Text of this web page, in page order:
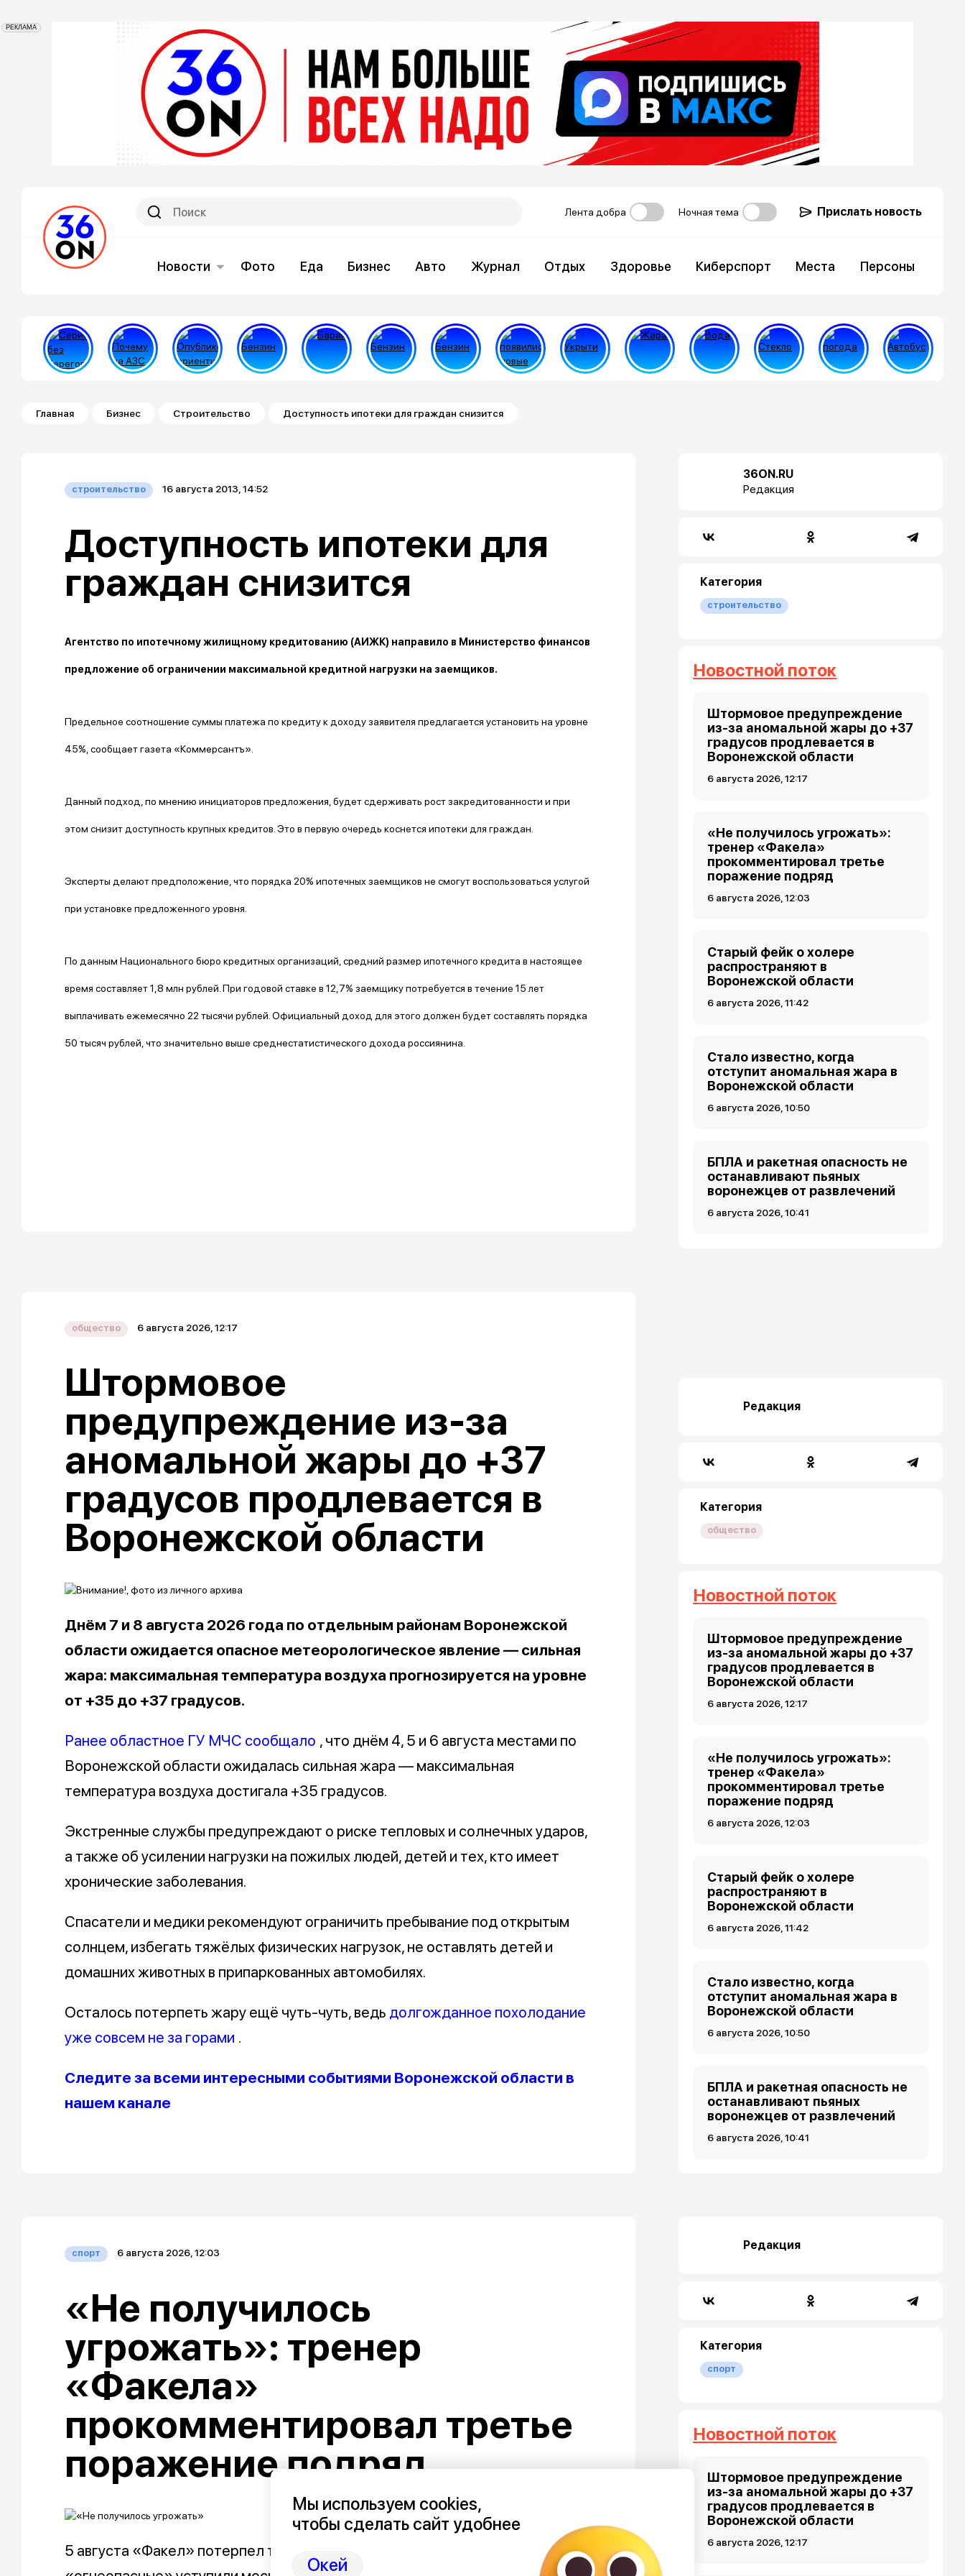
РЕКЛАМА
Лента добра Ночная тема Прислать новость
Новости Фото Еда Бизнес Авто Журнал Отдых Здоровье Киберспорт Места Персоны
Строка навигации
Главная Бизнес Строительство Доступность ипотеки для граждан снизится
строительство 16 августа 2013, 14:52
Доступность ипотеки для
граждан снизится
Агентство по ипотечному жилищному кредитованию (АИЖК) направило в Министерство финансов
предложение об ограничении максимальной кредитной нагрузки на заемщиков.
Предельное соотношение суммы платежа по кредиту к доходу заявителя предлагается установить на уровне
45%, сообщаетгазета «Коммерсантъ».
Данный подход, по мнению инициаторов предложения, будет сдерживать рост закредитованности и при
этом снизит доступность крупных кредитов. Это в первую очередь коснется ипотеки для граждан.
Эксперты делают предположение, что порядка 20% ипотечных заемщиков не смогут воспользоваться услугой
при установке предложенного уровня.
По данным Национального бюро кредитных организаций, средний размер ипотечного кредита в настоящее
время составляет 1,8 млн рублей. При годовой ставке в 12,7% заемщику потребуется в течение 15 лет
выплачивать ежемесячно 22 тысячи рублей. Официальный доход для этого должен будет составлять порядка
50 тысяч рублей, что значительно выше среднестатистического дохода россиянина.
36ON.RU
Редакция
Категория
строительство
Новостной поток
Штормовое предупреждение
из-за аномальной жары до +37
градусов продлевается в
Воронежской области
6 августа 2026, 12:17
«Не получилось угрожать»:
тренер «Факела»
прокомментировал третье
поражение подряд
6 августа 2026, 12:03
Старый фейк о холере
распространяют в
Воронежской области
6 августа 2026, 11:42
Стало известно, когда
отступит аномальная жара в
Воронежской области
6 августа 2026, 10:50
БПЛА и ракетная опасность не
останавливают пьяных
воронежцев от развлечений
6 августа 2026, 10:41
общество 6 августа 2026, 12:17
Штормовое
предупреждение из-за
аномальной жары до +37
градусов продлевается в
Воронежской области
Днём 7 и 8 августа 2026 года по отдельным районам Воронежской
области ожидается опасное метеорологическое явление — сильная
жара: максимальная температура воздуха прогнозируется на уровне
от +35 до +37 градусов.
Ранее областное ГУ МЧС сообщало , что днём 4, 5 и 6 августа местами по
Воронежской области ожидалась сильная жара — максимальная
температура воздуха достигала +35 градусов.
Экстренные службы предупреждают о риске тепловых и солнечных ударов,
а также об усилении нагрузки на пожилых людей, детей и тех, кто имеет
хронические заболевания.
Спасатели и медики рекомендуют ограничить пребывание под открытым
солнцем, избегать тяжёлых физических нагрузок, не оставлять детей и
домашних животных в припаркованных автомобилях.
Осталось потерпеть жару ещё чуть-чуть, ведь долгожданное похолодание
уже совсем не за горами .
Следите за всеми интересными событиями Воронежской области в
нашем канале
Редакция
Категория
общество
Новостной поток
Штормовое предупреждение
из-за аномальной жары до +37
градусов продлевается в
Воронежской области
6 августа 2026, 12:17
«Не получилось угрожать»:
тренер «Факела»
прокомментировал третье
поражение подряд
6 августа 2026, 12:03
Старый фейк о холере
распространяют в
Воронежской области
6 августа 2026, 11:42
Стало известно, когда
отступит аномальная жара в
Воронежской области
6 августа 2026, 10:50
БПЛА и ракетная опасность не
останавливают пьяных
воронежцев от развлечений
6 августа 2026, 10:41
спорт 6 августа 2026, 12:03
«Не получилось
угрожать»: тренер
«Факела»
прокомментировал третье
поражение подряд
5 августа «Факел» потерпел третье поражение подряд. В этот раз
Редакция
Категория
спорт
Новостной поток
Штормовое предупреждение
из-за аномальной жары до +37
градусов продлевается в
Воронежской области
6 августа 2026, 12:17
Мы используем cookies,
чтобы сделать сайт удобнее
Окей